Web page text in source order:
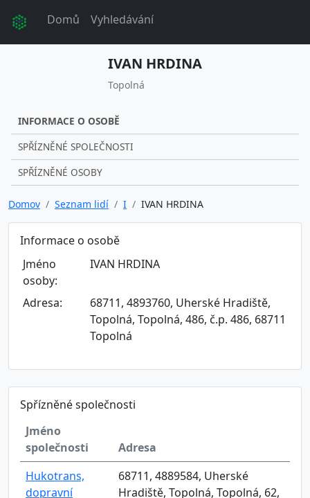
Domů Vyhledávání
IVAN HRDINA
Topolná
INFORMACE O OSOBĚ
SPŘÍZNĚNÉ SPOLEČNOSTI
SPŘÍZNĚNÉ OSOBY
Domov Seznam lidí I IVAN HRDINA
Informace o osobě
Jméno
osoby:
IVAN HRDINA
Adresa:
68711, 4893760, Uherské Hradiště,
Topolná, Topolná, 486, č.p. 486, 68711
Topolná
Spřízněné společnosti
Jméno
společnosti
Adresa
Hukotrans,
dopravní
68711, 4889584, Uherské
Hradiště, Topolná, Topolná, 62,